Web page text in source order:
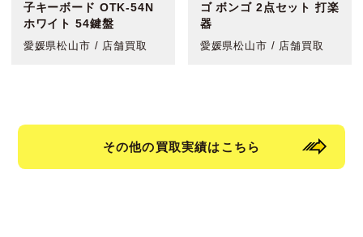
子キーボード OTK-54N
ホワイト 54鍵盤
愛媛県松山市 / 店舗買取
ゴ ボンゴ 2点セット 打楽
器
愛媛県松山市 / 店舗買取
その他の買取実績はこちら